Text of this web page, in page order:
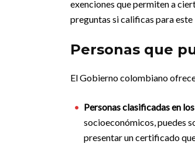
exenciones que permiten a
preguntas si calificas para
Personas que
El Gobierno colombiano
Personas clasificadas en
socioeconómicos, puedes
presentar un certificado